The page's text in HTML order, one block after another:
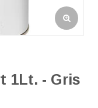
1Lt. - Gris